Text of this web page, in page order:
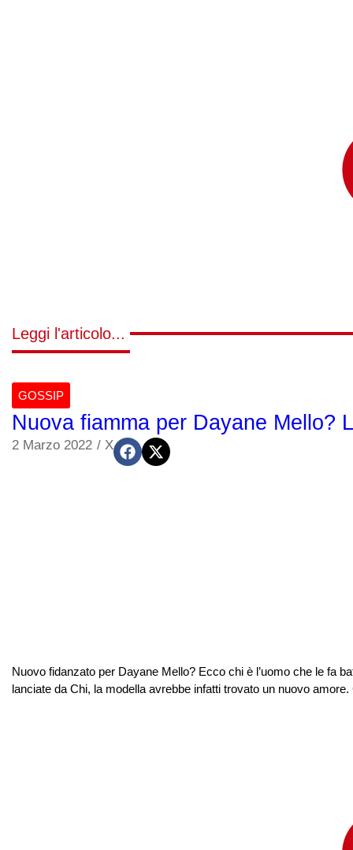
Leggi l'articolo...
GOSSIP
Nuova fiamma per Dayane Mello?
2 Marzo 2022 / X
Nuovo fidanzato per Dayane Mello? Ecco chi è l’uomo che le fa
lanciate da Chi, la modella avrebbe infatti trovato un nuovo